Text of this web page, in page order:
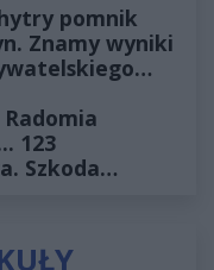
pomnik
Znamy wyniki
123
Szkoda